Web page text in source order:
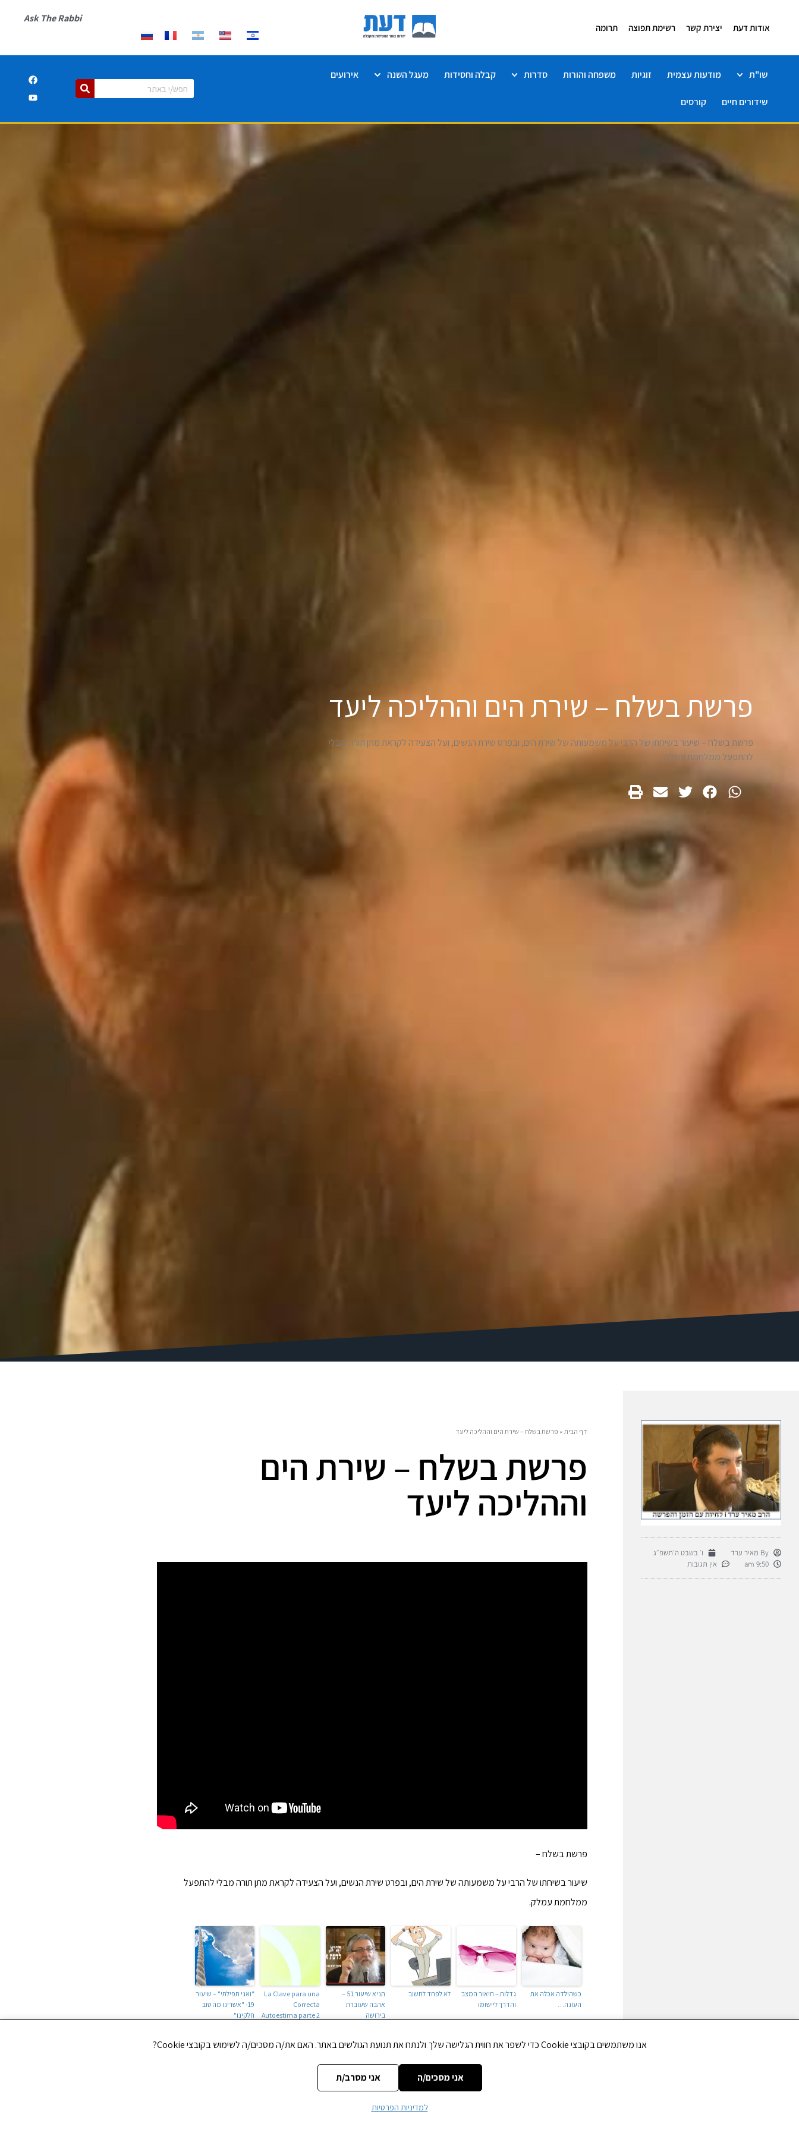
אודות דעת יצירת קשר רשימת תפוצה תרומה
Ask The Rabbi
שו"ת מודעות עצמית זוגיות משפחה והורות סדרות קבלה וחסידות מעגל השנה אירועים
שידורים חיים קורסים
פרשת בשלח – שירת הים וההליכה ליעד
פרשת בשלח – שיעור בשיחתו של הרבי על משמעותה של שירת הים, ובפרט שירת הנשים, ועל הצעידה לקראת מתן תורה מבלי
להתפעל ממלחמת עמלק.
By מאיר ערד
ו׳ בשבט ה׳תשפ״ג
9:50 am
אין תגובות
דף הבית » פרשת בשלח – שירת הים וההליכה ליעד
פרשת בשלח – שירת הים
וההליכה ליעד
פרשת בשלח –
שיעור בשיחתו של הרבי על משמעותה של שירת הים, ובפרט שירת הנשים, ועל הצעידה לקראת מתן תורה מבלי להתפעל
ממלחמת עמלק.
כשהילדה אכלה את
העוגה…
גדלות – תיאור המצב
והדרך ליישומו
לא לפחד לחשוב
תניא שיעור 51 –
אהבה שעוברת
בירושה
La Clave para una
Correcta
Autoestima parte 2
"ואני תפילתי" – שיעור
19- "אשרינו מה טוב
חלקינו"
אנו משתמשים בקובצי Cookie כדי לשפר את חווית הגלישה שלך ולנתח את תנועת הגולשים באתר. האם את/ה מסכים/ה לשימוש בקובצי Cookie?
אני מסכים/ה אני מסרב/ת
למדיניות הפרטיות